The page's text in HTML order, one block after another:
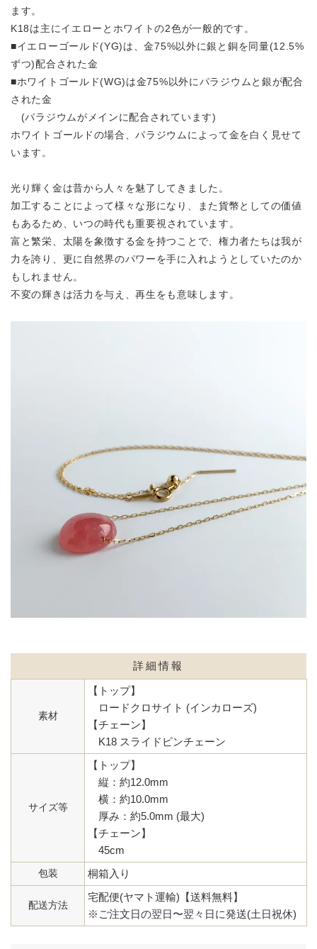
ます。
K18は主にイエローとホワイトの2色が一般的です。
■イエローゴールド(YG)は、金75%以外に銀と銅を同量(12.5%
ずつ)配合された金
■ホワイトゴールド(WG)は金75%以外にパラジウムと銀が配合
された金
(パラジウムがメインに配合されています)
ホワイトゴールドの場合、パラジウムによって金を白く見せて
います。
光り輝く金は昔から人々を魅了してきました。
加工することによって様々な形になり、また貨幣としての価値
もあるため、 いつの時代も重要視されています。
富と繁栄、太陽を象徴する金を持つことで、権力者たちは我が
力を誇り、 更に自然界のパワーを手に入れようとしていたのか
もしれません。
不変の輝きは活力を与え、再生をも意味します。
詳細情報
素材
【トップ】
ロードクロサイト (インカローズ)
【チェーン】
K18 スライドピンチェーン
サイズ等
【トップ】
縦：約12.0mm
横：約10.0mm
厚み：約5.0mm (最大)
【チェーン】
45cm
包装
桐箱入り
配送方法
宅配便(ヤマト運輸)【送料無料】
※ご注文日の翌日〜翌々日に発送(土日祝休)